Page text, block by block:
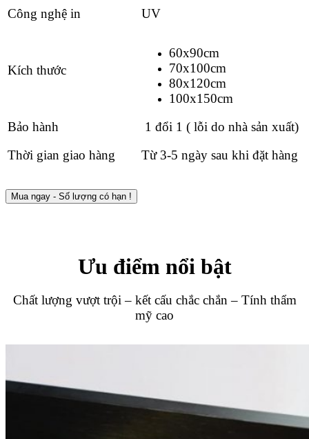
Công nghệ in
UV
Kích thước
60x90cm
70x100cm
80x120cm
100x150cm
Bảo hành
1 đổi 1 ( lỗi do nhà sản xuất)
Thời gian giao hàng
Từ 3-5 ngày sau khi đặt hàng
Mua ngay - Số lượng có hạn !
Ưu điểm nổi bật
Chất lượng vượt trội – kết cấu chắc chắn – Tính thẩm
mỹ cao